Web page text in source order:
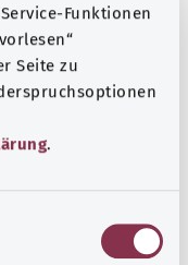
Funktionen
Seite zu
.